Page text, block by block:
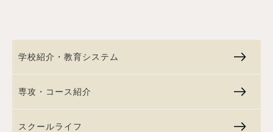
学校紹介・教育システム
専攻・コース紹介
スクールライフ